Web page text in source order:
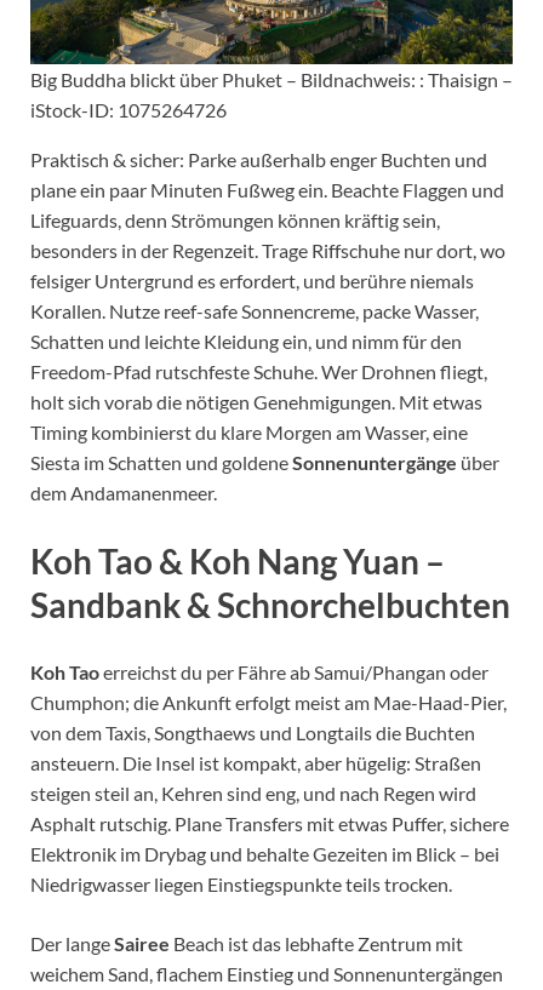
Big Buddha blickt über Phuket – Bildnachweis: : Thaisign –
iStock-ID: 1075264726
Praktisch & sicher: Parke außerhalb enger Buchten und
plane ein paar Minuten Fußweg ein. Beachte Flaggen und
Lifeguards, denn Strömungen können kräftig sein,
besonders in der Regenzeit. Trage Riffschuhe nur dort, wo
felsiger Untergrund es erfordert, und berühre niemals
Korallen. Nutze reef-safe Sonnencreme, packe Wasser,
Schatten und leichte Kleidung ein, und nimm für den
Freedom-Pfad rutschfeste Schuhe. Wer Drohnen fliegt,
holt sich vorab die nötigen Genehmigungen. Mit etwas
Timing kombinierst du klare Morgen am Wasser, eine
Siesta im Schatten und goldeneSonnenuntergänge über
dem Andamanenmeer.
Koh Tao & Koh Nang Yuan –
Sandbank & Schnorchelbuchten
Koh Taoerreichst du per Fähre ab Samui/Phangan oder
Chumphon; die Ankunft erfolgt meist am Mae-Haad-Pier,
von dem Taxis, Songthaews und Longtails die Buchten
ansteuern. Die Insel ist kompakt, aber hügelig: Straßen
steigen steil an, Kehren sind eng, und nach Regen wird
Asphalt rutschig. Plane Transfers mit etwas Puffer, sichere
Elektronik im Drybag und behalte Gezeiten im Blick – bei
Niedrigwasser liegen Einstiegspunkte teils trocken.
Der langeSairee Beach ist das lebhafte Zentrum mit
weichem Sand, flachem Einstieg und Sonnenuntergängen